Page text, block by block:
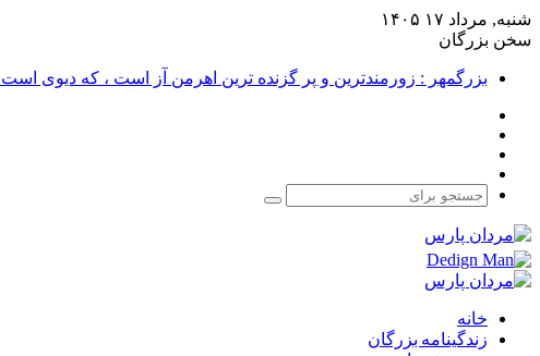
شنبه, مرداد ۱۷ ۱۴۰۵
سخن بزرگان
بزرگمهر : زورمندترین و پر گزنده ترین اهرمن آز است ، که دیوی
جستجو
خانه
زندگینامه بزرگان